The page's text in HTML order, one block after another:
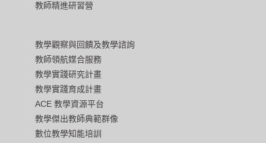
教師精進研習營
教學觀察與回饋及教學諮詢
教師領航媒合服務
教學實踐研究計畫
教學實踐育成計畫
ACE 教學資源平台
教學傑出教師典範群像
數位教學知能培訓